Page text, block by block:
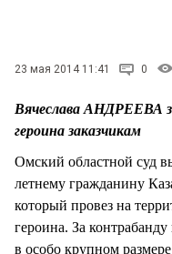
23 мая 2014 11:41 0
Вячеслава АНДРЕЕВА
героина заказчикам
Омский областной суд
летнему гражданину
который провез на
героина. За
в особо крупном